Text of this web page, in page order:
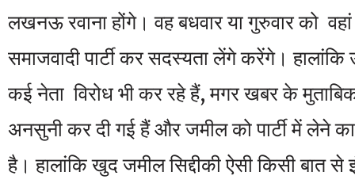
लखनऊ रवाना होंगे। वह बधवार या गुरुवार को
समाजवादी पार्टी कर सदस्यता लेंगे करेंगे। हालांकि
कई नेता विरोध भी कर रहे हैं, मगर खबर के मुताबिक
अनसुनी कर दी गई हैं और जमील को पार्टी में लेने का
है। हालांकि खुद जमील सिद्दीकी ऐसी किसी बात